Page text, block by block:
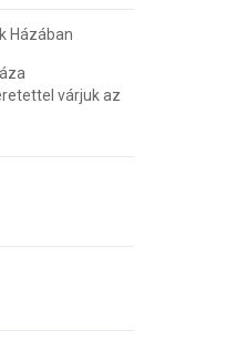
Házában
várjuk az